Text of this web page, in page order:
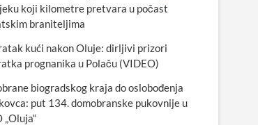
koji kilometre pretvara u počast
braniteljima
kući nakon Oluje: dirljivi prizori
prognanika u Polaču (VIDEO)
biogradskog kraja do oslobođenja
put 134. domobranske pukovnije u
„Oluja“